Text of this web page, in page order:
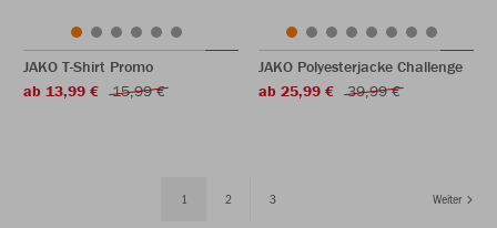
JAKO T-Shirt Promo
ab 13,99 €
15,99 €
JAKO Polyesterjacke Challenge
ab 25,99 €
39,99 €
1 2 3 Weiter